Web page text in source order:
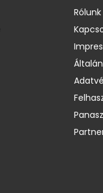
Rólunk